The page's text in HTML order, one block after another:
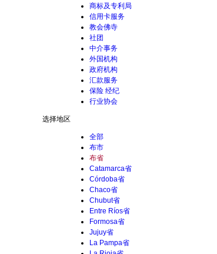
商标及专利局
信用卡服务
教会佛寺
社团
中介事务
外国机构
政府机构
汇款服务
保险 经纪
行业协会
选择地区
全部
布市
布省
Catamarca省
Córdoba省
Chaco省
Chubut省
Entre Ríos省
Formosa省
Jujuy省
La Pampa省